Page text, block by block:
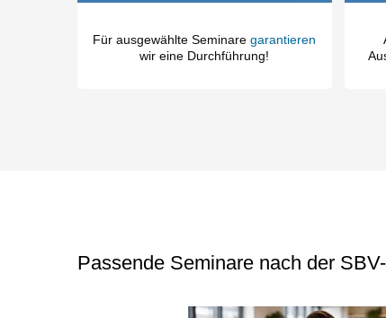
Für ausgewählte Seminaregarantieren
wir eine Durchführung!
Passende Seminare nach der